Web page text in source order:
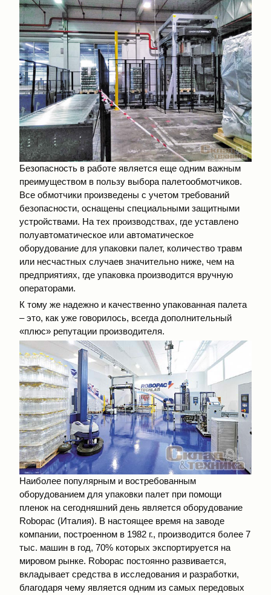
Безопасность в работе является еще одним важным
преимуществом в пользу выбора палетообмотчиков.
Все обмотчики произведены с учетом требований
безопасности, оснащены специальными защитными
устройствами. На тех производствах, где уставлено
полуавтоматическое или автоматическое
оборудование для упаковки палет, количество травм
или несчастных случаев значительно ниже, чем на
предприятиях, где упаковка производится вручную
операторами.
К тому же надежно и качественно упакованная палета
– это, как уже говорилось, всегда дополнительный
«плюс» репутации производителя.
Наиболее популярным и востребованным
оборудованием для упаковки палет при помощи
пленок на сегодняшний день является оборудование
Robopac (Италия). В настоящее время на заводе
компании, построенном в 1982 г., производится более 7
тыс. машин в год, 70% которых экспортируется на
мировом рынке. Robopac постоянно развивается,
вкладывает средства в исследования и разработки,
благодаря чему является одним из самых передовых